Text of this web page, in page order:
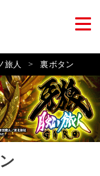
旅人 > 裏ボタン